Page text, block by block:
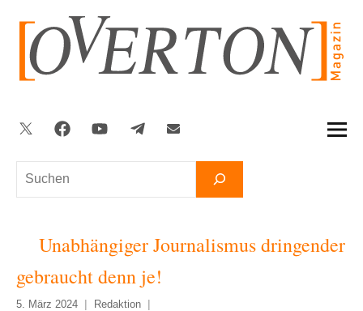
springen
Suchen
Twitter FacebookYouTubeTelegram
Unabhängiger Journalismus dringender
gebraucht denn je!
5. März 2024 Redaktion